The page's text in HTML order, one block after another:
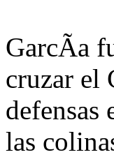
GarcÃ­a
cruzar el
defensas
las coli